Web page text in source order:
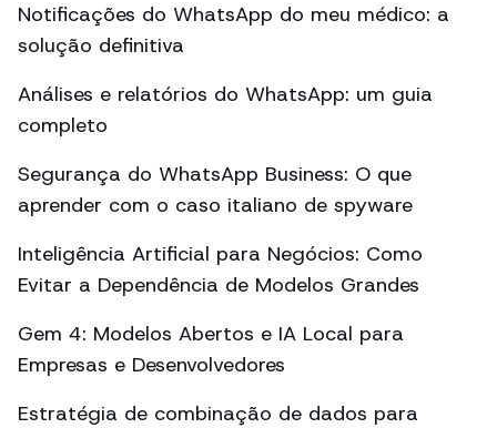
Notificações do WhatsApp do meu médico: a
solução definitiva
Análises e relatórios do WhatsApp: um guia
completo
Segurança do WhatsApp Business: O que
aprender com o caso italiano de spyware
Inteligência Artificial para Negócios: Como
Evitar a Dependência de Modelos Grandes
Gem 4: Modelos Abertos e IA Local para
Empresas e Desenvolvedores
Estratégia de combinação de dados para